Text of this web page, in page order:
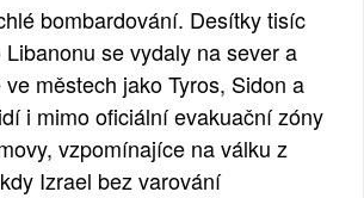
bombardování. Desítky tisíc
se vydaly na sever a
městech jako Tyros, Sidon a
i mimo oficiální evakuační zóny
vzpomínajíce na válku z
Izrael bez varování